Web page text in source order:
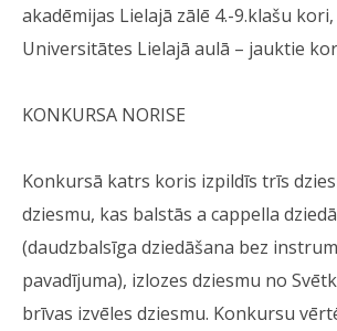
akadēmijas Lielajā zālē 4.-9.klašu
Universitātes Lielajā aulā – jauktie
KONKURSA NORISE
Konkursā katrs koris izpildīs trīs
dziesmu, kas balstās a cappella
(daudzbalsīga dziedāšana bez
pavadījuma), izlozes dziesmu no
brīvas izvēles dziesmu. Konkursu